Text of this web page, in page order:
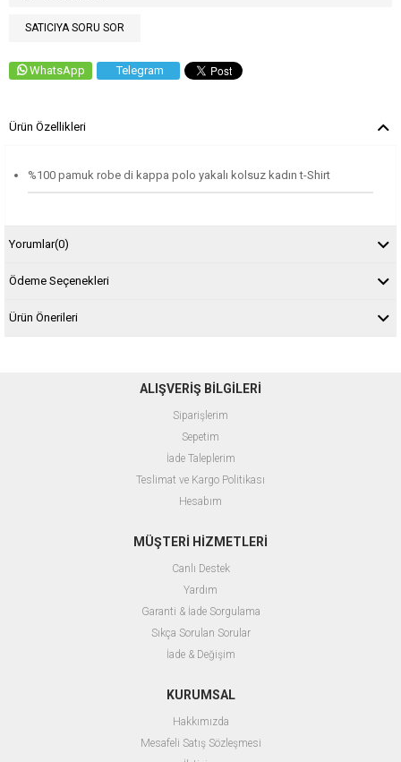
SATICIYA SORU SOR
WhatsApp Telegram
Ürün Özellikleri
%100 pamuk robe di kappa polo yakalı kolsuz kadın t-Shirt
Yorumlar(0)
Ödeme Seçenekleri
Ürün Önerileri
ALIŞVERİŞ BİLGİLERİ
Siparişlerim
Sepetim
İade Taleplerim
Teslimat ve Kargo Politikası
Hesabım
MÜŞTERİ HİZMETLERİ
Canlı Destek
Yardım
Garanti & İade Sorgulama
Sıkça Sorulan Sorular
İade & Değişim
KURUMSAL
Hakkımızda
Mesafeli Satış Sözleşmesi